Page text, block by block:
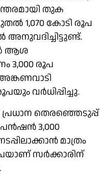
തുക
1,070 കോടി രൂപ
ആശ
3,000 രൂപ
അങ്കണവാടി
വര്‍ധിപ്പിച്ചു.
തെരഞ്ഞെടുപ്പ്
3,000
മാത്രം
സര്‍ക്കാരിന്